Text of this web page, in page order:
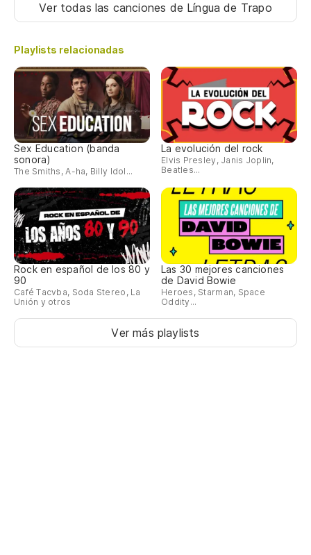
Ver todas las canciones de Língua de Trapo
Playlists relacionadas
Sex Education (banda
sonora)
The Smiths, A-ha, Billy Idol...
La evolución del rock
Elvis Presley, Janis Joplin,
Beatles...
Rock en español de los 80 y
90
Café Tacvba, Soda Stereo, La
Unión y otros
Las 30 mejores canciones
de David Bowie
Heroes, Starman, Space
Oddity...
Ver más playlists